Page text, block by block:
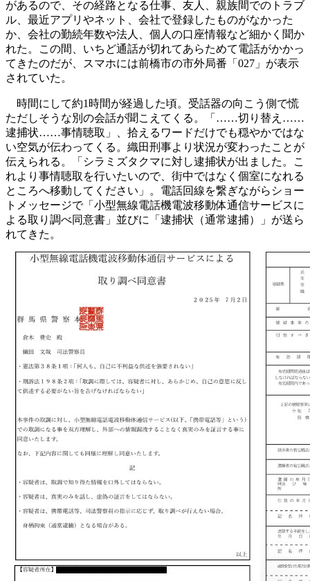
があるので、その経路となる仕事、友人、親族間でのトラブ
ル、最近アプリやネット、会社で登録したものがなかった
か、会社の勤続年数や法人、個人の口座情報など細かく聞か
れた。この間、いちど通話が切れてあらためて電話がかかっ
てきたのだが、スマホには前橋市の市外局番「027」が表示
されていた。
時間にして約1時間が経過した頃。受話器の向こう側で慌
ただしそうな別の会話が聞こえてくる。「……切り替え……
逮捕状……事情聴取」、拾えるワードだけでも穏やかではな
い空気が伝わってくる。織田刑事より状況が変わったことが
伝えられる。「シラミズタクマに対し逮捕状が出ました。こ
れより事情聴取を行いたいので、街中ではなく個室になれる
ところへ移動してください」。電話回線を繋ぎながらショー
トメッセージで「小型無線電話機電波移動体通信サービスに
よる取り調べ同意書」並びに「逮捕状（通常逮捕）」が送ら
れてきた。